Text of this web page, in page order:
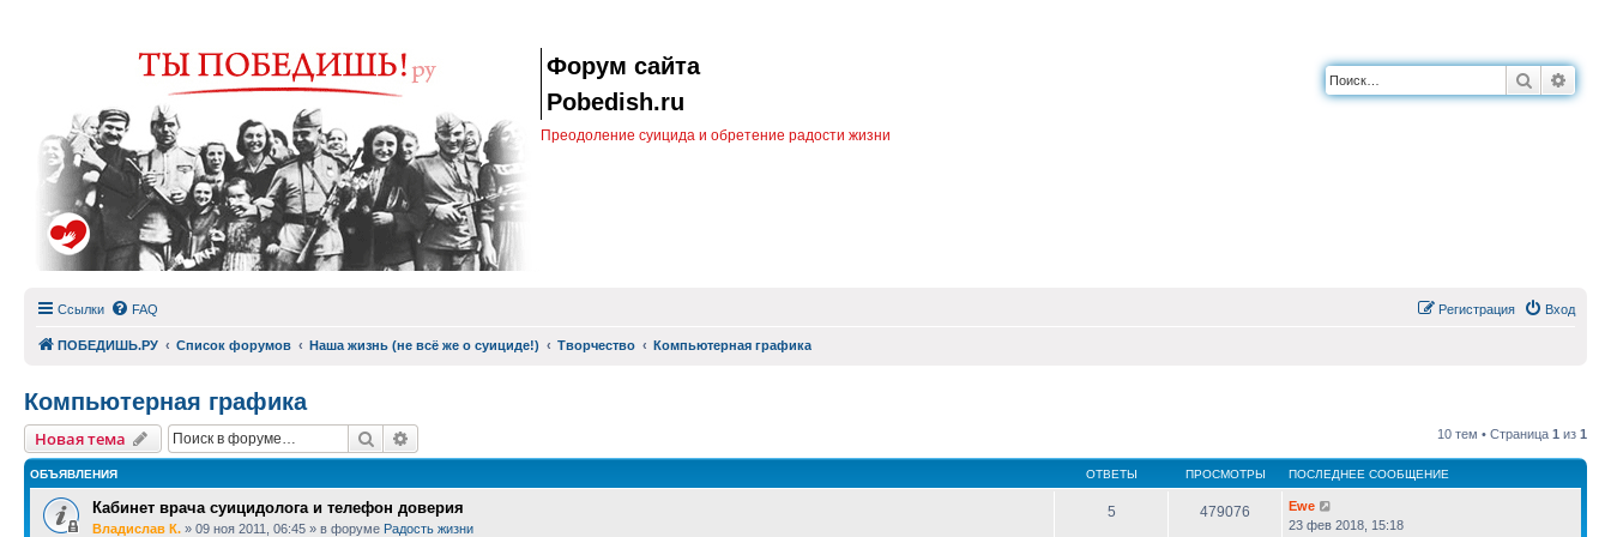
Форум сайта
Pobedish.ru
Преодоление суицида и обретение радости жизни
Поиск
Ссылки FAQ Вход
Регистрация
ПОБЕДИШЬ.РУ Список форумов Наша жизнь (не всё же о суициде!) Творчество Компьютерная графика
Компьютерная графика
Новая тема Поиск 10 тем • Страница 1 из 1
ОБЪЯВЛЕНИЯ ОТВЕТЫ ПРОСМОТРЫ ПОСЛЕДНЕЕ СООБЩЕНИЕ
Кабинет врача суицидолога и телефон доверия
Владислав К. » 09 ноя 2011, 06:45 » в форуме Радость жизни
5 479076
Ewe
23 фев 2018, 15:18